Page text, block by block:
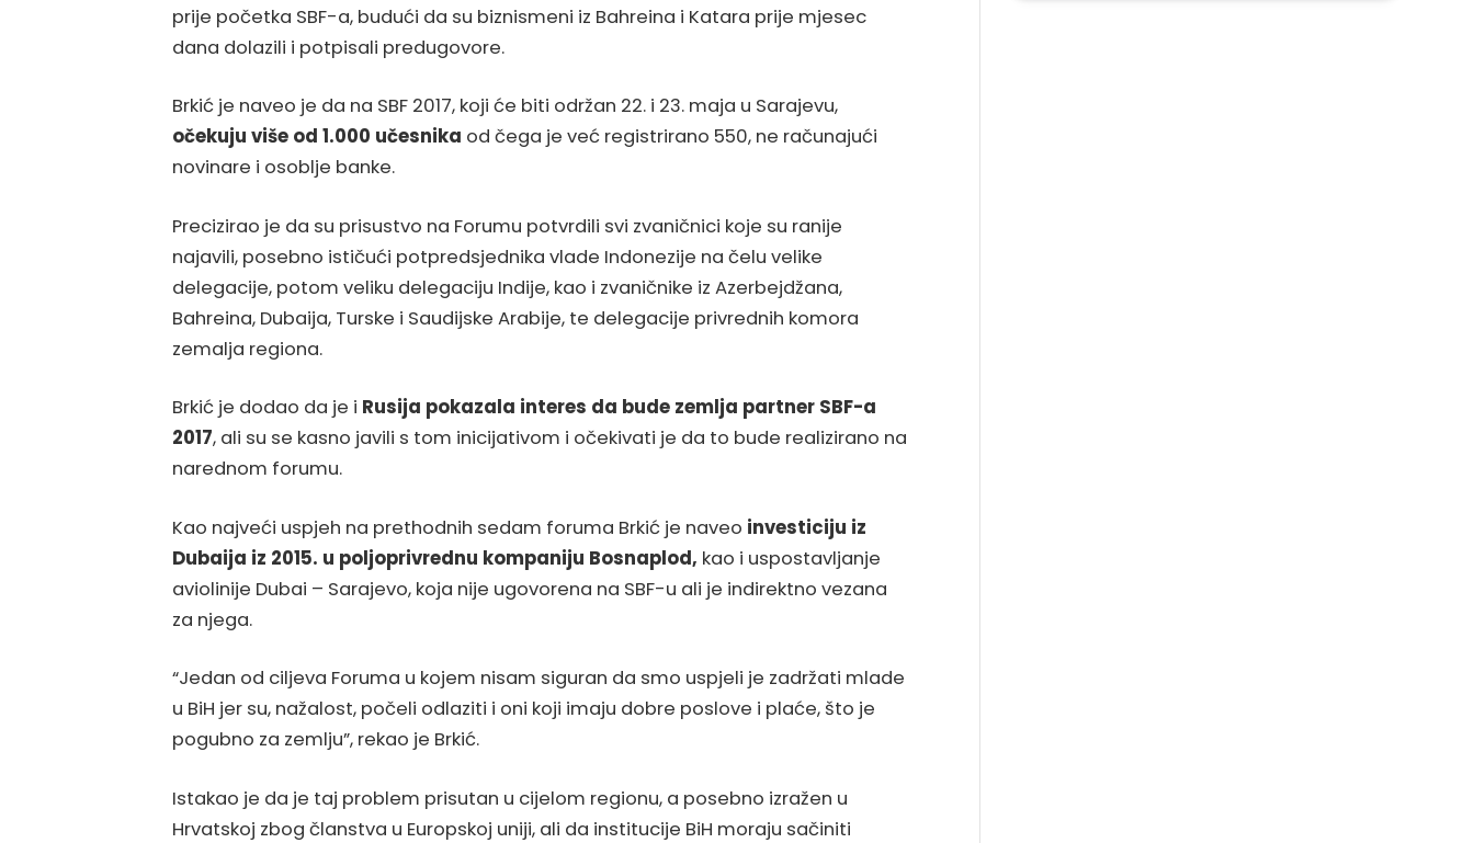
prije početka SBF-a, budući da su biznismeni iz Bahreina i Katara prije mjesec
dana dolazili i potpisali predugovore.
Brkić je naveo je da na SBF 2017, koji će biti održan 22. i 23. maja u Sarajevu,
očekuju više od 1.000 učesnika od čega je već registrirano 550, ne računajući
novinare i osoblje banke.
Precizirao je da su prisustvo na Forumu potvrdili svi zvaničnici koje su ranije
najavili, posebno ističući potpredsjednika vlade Indonezije na čelu velike
delegacije, potom veliku delegaciju Indije, kao i zvaničnike iz Azerbejdžana,
Bahreina, Dubaija, Turske i Saudijske Arabije, te delegacije privrednih komora
zemalja regiona.
Brkić je dodao da je i Rusija pokazala interes da bude zemlja partner SBF-a
2017, ali su se kasno javili s tom inicijativom i očekivati je da to bude realizirano na
narednom forumu.
Kao najveći uspjeh na prethodnih sedam foruma Brkić je naveo investiciju iz
Dubaija iz 2015. u poljoprivrednu kompaniju Bosnaplod, kao i uspostavljanje
aviolinije Dubai – Sarajevo, koja nije ugovorena na SBF-u ali je indirektno vezana
za njega.
“Jedan od ciljeva Foruma u kojem nisam siguran da smo uspjeli je zadržati mlade
u BiH jer su, nažalost, počeli odlaziti i oni koji imaju dobre poslove i plaće, što je
pogubno za zemlju”, rekao je Brkić.
Istakao je da je taj problem prisutan u cijelom regionu, a posebno izražen u
Hrvatskoj zbog članstva u Europskoj uniji, ali da institucije BiH moraju sačiniti